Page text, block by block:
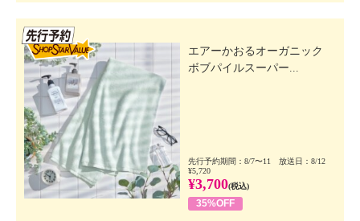
エアーかおるオーガニック
ボブパイルスーパー...
先行予約期間：8/7〜11 放送日：8/12
¥5,720
¥3,700(税込)
35%OFF